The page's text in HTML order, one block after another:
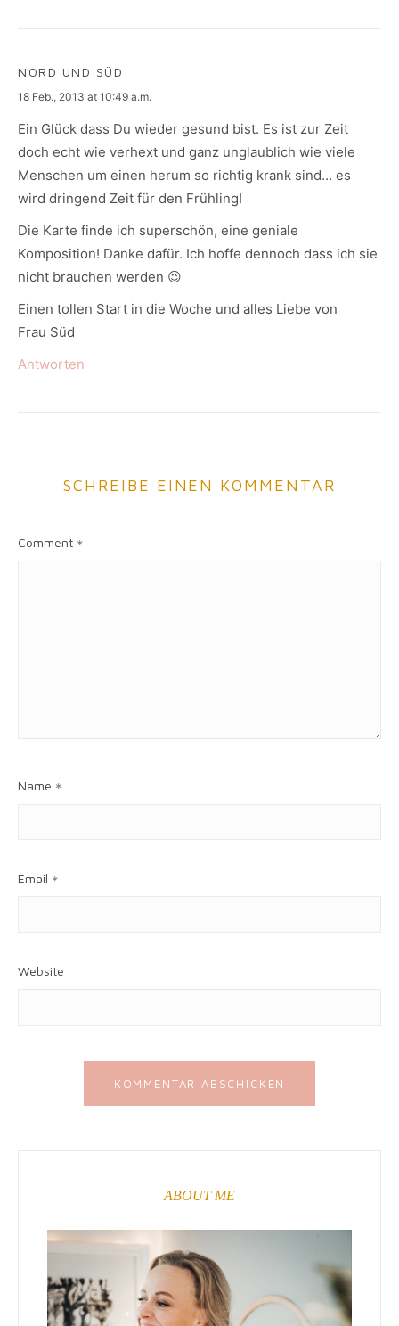
NORD UND SÜD
says:
18 Feb., 2013 at 10:49 a.m.
Ein Glück dass Du wieder gesund bist. Es ist zur Zeit
doch echt wie verhext und ganz unglaublich wie viele
Menschen um einen herum so richtig krank sind… es
wird dringend Zeit für den Frühling!
Die Karte finde ich superschön, eine geniale
Komposition! Danke dafür. Ich hoffe dennoch dass ich sie
nicht brauchen werden 😉
Einen tollen Start in die Woche und alles Liebe von
Frau Süd
Antworten
SCHREIBE EINEN KOMMENTAR
Comment *
Name *
Email *
Website
ABOUT ME